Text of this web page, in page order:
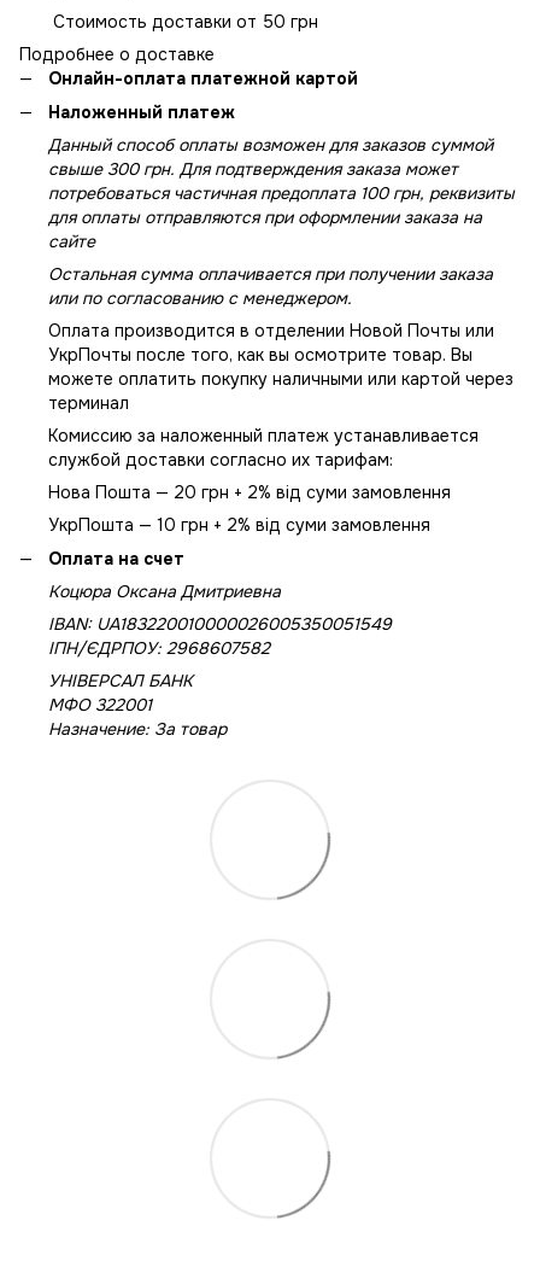
Стоимость доставки от 50 грн
Подробнее о доставке
Онлайн-оплата платежной картой
Наложенный платеж
Данный способ оплаты возможен для заказов суммой
свыше 300 грн. Для подтверждения заказа может
потребоваться частичная предоплата 100 грн, реквизиты
для оплаты отправляются при оформлении заказа на
сайте
Остальная сумма оплачивается при получении заказа
или по согласованию с менеджером.
Оплата производится в отделении Новой Почты или
УкрПочты после того, как вы осмотрите товар. Вы
можете оплатить покупку наличными или картой через
терминал
Комиссию за наложенный платеж устанавливается
службой доставки согласно их тарифам:
Нова Пошта — 20 грн + 2% від суми замовлення
УкрПошта — 10 грн + 2% від суми замовлення
Оплата на счет
Коцюра Оксана Дмитриевна
IBAN: UA183220010000026005350051549
IПН/ЄДРПОУ: 2968607582
УНІВЕРСАЛ БАНК
МФО 322001
Назначение: За товар